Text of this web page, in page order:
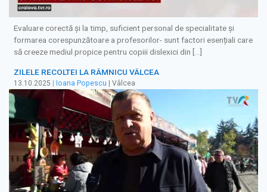
Evaluare corectă și la timp, suficient personal de specialitate și
formarea corespunzătoare a profesorilor- sunt factori esențiali care
să creeze mediul propice pentru copiii dislexici din […]
ZILELE RECOLTEI LA RÂMNICU VÂLCEA
13.10.2025 Ioana Popescu | Vâlcea